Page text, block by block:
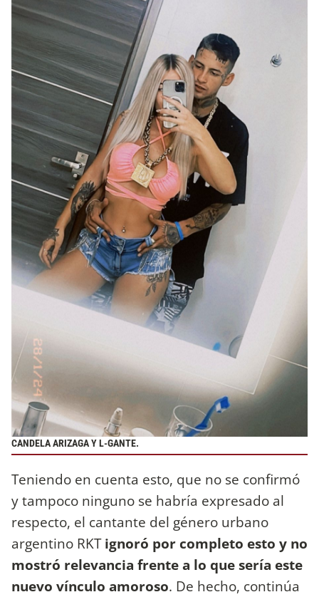
CANDELA ARIZAGA Y L-GANTE.
Teniendo en cuenta esto, que no se confirmó
y tampoco ninguno se habría expresado al
respecto, el cantante del género urbano
argentino RKTignoró por completo esto y no
mostró relevancia frente a lo que sería este
nuevo vínculo amoroso. De hecho, continúa